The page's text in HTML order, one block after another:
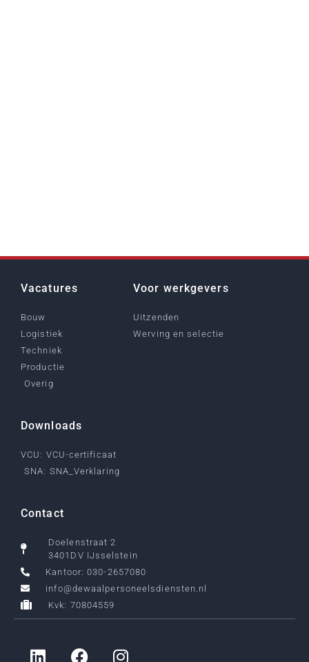
Vacatures
Bouw
Logistiek
Techniek
Productie
Overig
Voor werkgevers
Uitzenden
Werving en selectie
Downloads
VCU: VCU-certificaat
SNA: SNA_Verklaring
Contact
Doelenstraat 2
3401DV IJsselstein
Kantoor: 030-2657080
info@dewaalpersoneelsdiensten.nl
Kvk: 70804559